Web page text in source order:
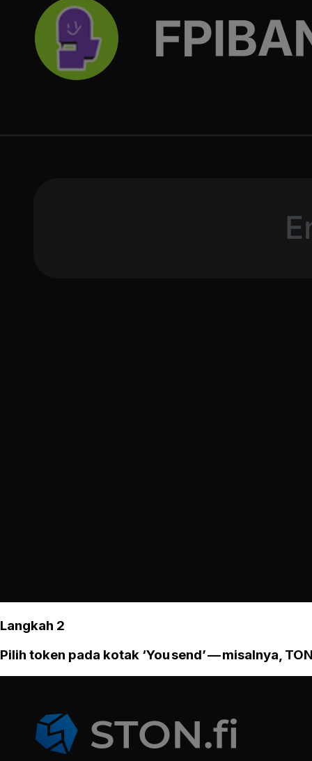
Langkah 2
Pilih token pada kotak ‘You send’ — misalnya,